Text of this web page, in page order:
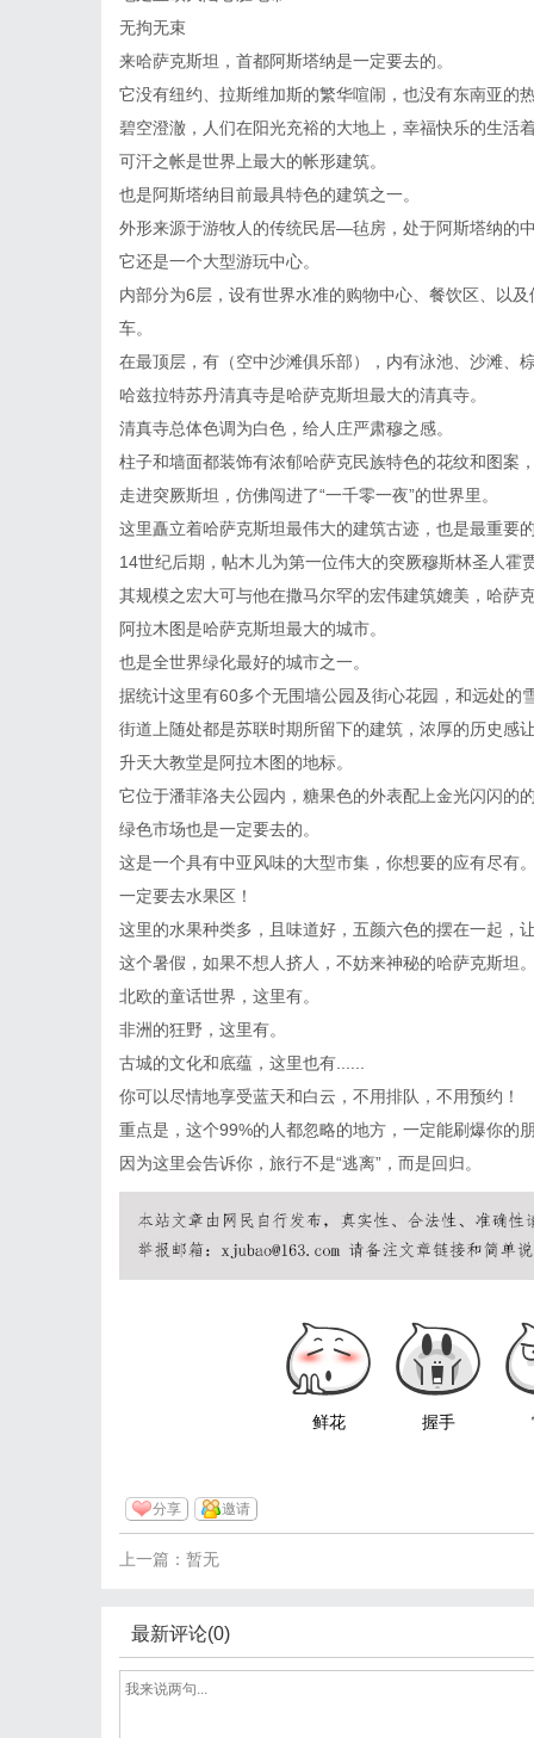
无拘无束
来哈萨克斯坦，首都阿斯塔纳是一定要去的。
它没有纽约、拉斯维加斯的繁华喧闹，也没有东南亚的
碧空澄澈，人们在阳光充裕的大地上，幸福快乐的生活
可汗之帐是世界上最大的帐形建筑。
也是阿斯塔纳目前最具特色的建筑之一。
外形来源于游牧人的传统民居—毡房，处于阿斯塔纳的
它还是一个大型游玩中心。
内部分为6层，设有世界水准的购物中心、餐饮区、以
车。
在最顶层，有（空中沙滩俱乐部），内有泳池、沙滩、
哈兹拉特苏丹清真寺是哈萨克斯坦最大的清真寺。
清真寺总体色调为白色，给人庄严肃穆之感。
柱子和墙面都装饰有浓郁哈萨克民族特色的花纹和图案
走进突厥斯坦，仿佛闯进了“一千零一夜”的世界里。
这里矗立着哈萨克斯坦最伟大的建筑古迹，也是最重要
14世纪后期，帖木儿为第一位伟大的突厥穆斯林圣人霍
其规模之宏大可与他在撒马尔罕的宏伟建筑媲美，哈萨
阿拉木图是哈萨克斯坦最大的城市。
也是全世界绿化最好的城市之一。
据统计这里有60多个无围墙公园及街心花园，和远处的
街道上随处都是苏联时期所留下的建筑，浓厚的历史感
升天大教堂是阿拉木图的地标。
它位于潘菲洛夫公园内，糖果色的外表配上金光闪闪的
绿色市场也是一定要去的。
这是一个具有中亚风味的大型市集，你想要的应有尽有
一定要去水果区！
这里的水果种类多，且味道好，五颜六色的摆在一起，
这个暑假，如果不想人挤人，不妨来神秘的哈萨克斯坦
北欧的童话世界，这里有。
非洲的狂野，这里有。
古城的文化和底蕴，这里也有......
你可以尽情地享受蓝天和白云，不用排队，不用预约！
重点是，这个99%的人都忽略的地方，一定能刷爆你的
因为这里会告诉你，旅行不是“逃离”，而是回归。
鲜花 握手
分享 邀请
上一篇：暂无
最新评论(0)